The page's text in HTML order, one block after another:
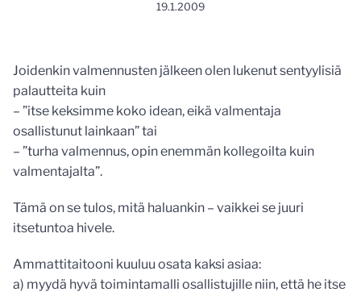
19.1.2009
Joidenkin valmennusten jälkeen olen lukenut sentyylisiä
palautteita kuin
– ”itse keksimme koko idean, eikä valmentaja
osallistunut lainkaan” tai
– ”turha valmennus, opin enemmän kollegoilta kuin
valmentajalta”.
Tämä on se tulos, mitä haluankin – vaikkei se juuri
itsetuntoa hivele.
Ammattitaitooni kuuluu osata kaksi asiaa:
a) myydä hyvä toimintamalli osallistujille niin, että he itse